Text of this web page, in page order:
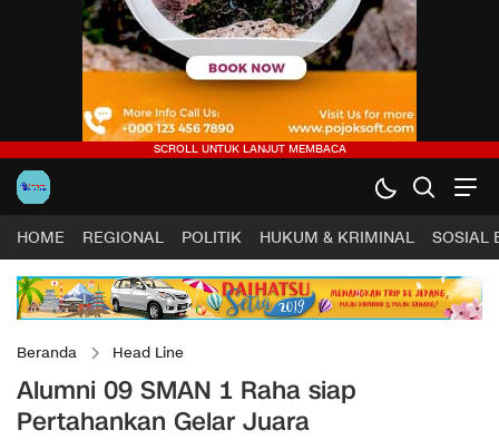
HOME REGIONAL POLITIK HUKUM & KRIMINAL SOSIAL
Beranda Head Line
Alumni 09 SMAN 1 Raha siap
Pertahankan Gelar Juara